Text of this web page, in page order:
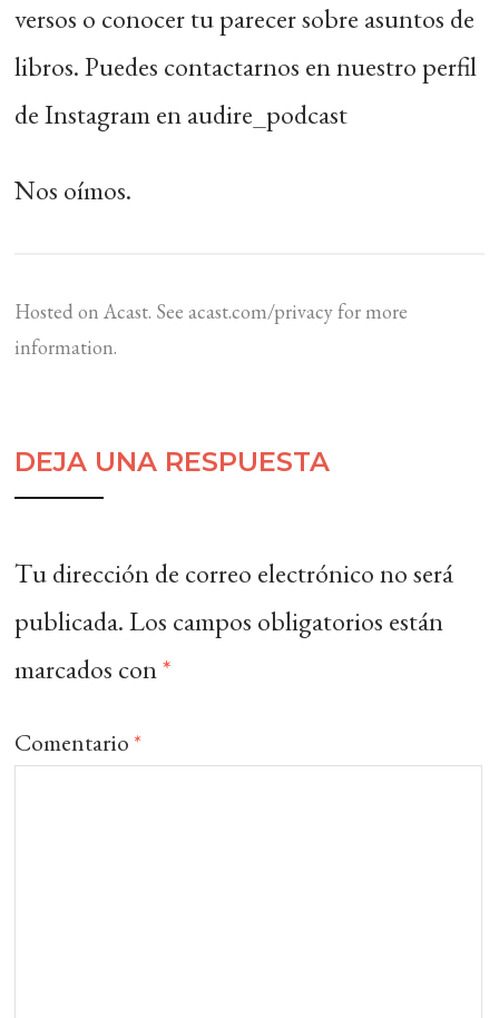
versos o conocer tu parecer sobre asuntos de
libros. Puedes contactarnos en nuestro perfil
de Instagram en audire_podcast
Nos oímos.
Hosted on Acast. Seeacast.com/privacyfor more
information.
DEJA UNA RESPUESTA
Tu dirección de correo electrónico no será
publicada. Los campos obligatorios están
marcados con*
Comentario *